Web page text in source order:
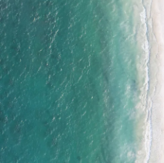
Vous n'êtes pas